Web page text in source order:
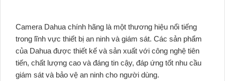
Camera Dahua chính hãng là một thương hiệu nổi tiếng
trong lĩnh vực thiết bị an ninh và giám sát. Các sản phẩm
của Dahua được thiết kế và sản xuất với công nghệ tiên
tiến, chất lượng cao và đáng tin cậy, đáp ứng tốt nhu cầu
giám sát và bảo vệ an ninh cho người dùng.